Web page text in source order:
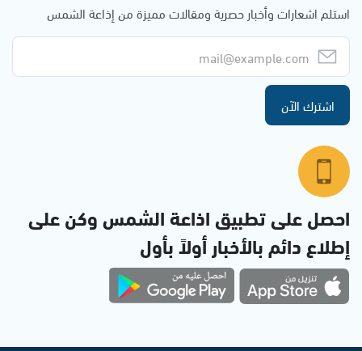
استلم اشعارات وأخبار حصرية ومقالات مميزة من إذاعة الشمس
اشترك الآن
احصل على تطبيق اذاعة الشمس وكن على
إطلاع دائم بالأخبار أولاً بأول